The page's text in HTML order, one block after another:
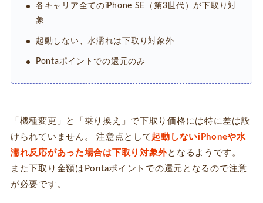
各キャリア全てのiPhone SE（第3世代）が下取り対
象
起動しない、水濡れは下取り対象外
Pontaポイントでの還元のみ
「機種変更」と「乗り換え」で下取り価格には特に差は設
けられていません。 注意点として 起動しないiPhoneや水
濡れ反応があった場合は下取り対象外となるようです。
また下取り金額はPontaポイントでの還元となるので注意
が必要です。